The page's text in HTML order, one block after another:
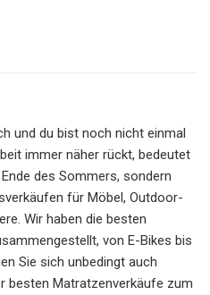
und du bist noch nicht einmal
immer näher rückt, bedeutet
des Sommers, sondern
für Möbel, Outdoor-
Wir haben die besten
von E-Bikes bis
Sie sich unbedingt auch
besten Matratzenverkäufe zum